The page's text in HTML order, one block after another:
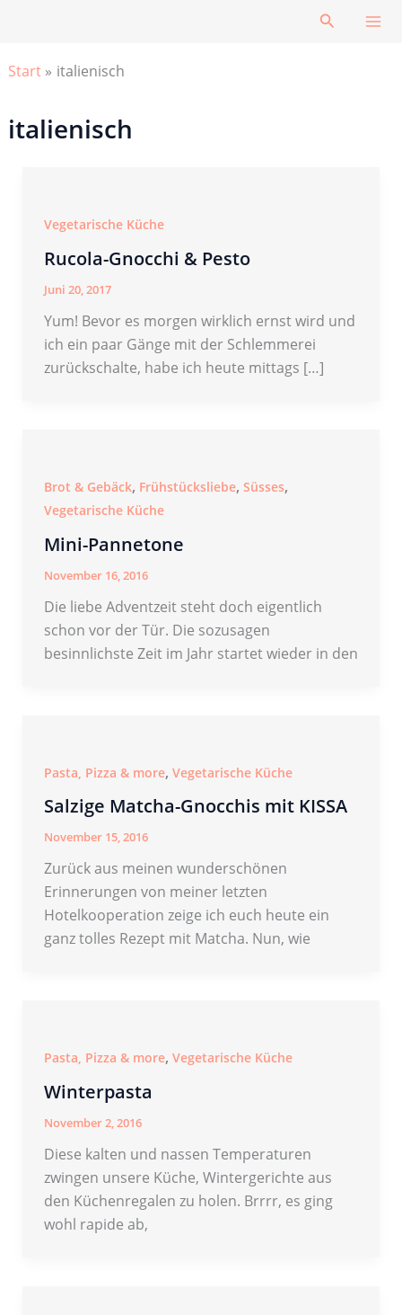
Suchen
Start italienisch
italienisch
Vegetarische Küche
Rucola-Gnocchi & Pesto
Juni 20, 2017
Yum! Bevor es morgen wirklich ernst wird und
ich ein paar Gänge mit der Schlemmerei
zurückschalte, habe ich heute mittags […]
Brot & Gebäck, Frühstücksliebe, Süsses,
Vegetarische Küche
Mini-Pannetone
November 16, 2016
Die liebe Adventzeit steht doch eigentlich
schon vor der Tür. Die sozusagen
besinnlichste Zeit im Jahr startet wieder in den
Pasta, Pizza & more, Vegetarische Küche
Salzige Matcha-Gnocchis mit KISSA
November 15, 2016
Zurück aus meinen wunderschönen
Erinnerungen von meiner letzten
Hotelkooperation zeige ich euch heute ein
ganz tolles Rezept mit Matcha. Nun, wie
Pasta, Pizza & more, Vegetarische Küche
Winterpasta
November 2, 2016
Diese kalten und nassen Temperaturen
zwingen unsere Küche, Wintergerichte aus
den Küchenregalen zu holen. Brrrr, es ging
wohl rapide ab,